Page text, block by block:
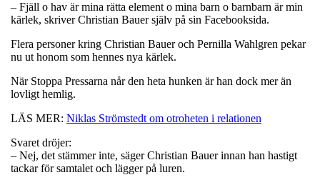
– Fjäll o hav är mina rätta element o mina barn o barnbarn är min
kärlek, skriver Christian Bauer själv på sin Facebooksida.
Flera personer kring Christian Bauer och Pernilla Wahlgren pekar
nu ut honom som hennes nya kärlek.
När Stoppa Pressarna når den heta hunken är han dock mer än
lovligt hemlig.
LÄS MER: Niklas Strömstedt om otroheten i relationen
Svaret dröjer:
– Nej, det stämmer inte, säger Christian Bauer innan han hastigt
tackar för samtalet och lägger på luren.